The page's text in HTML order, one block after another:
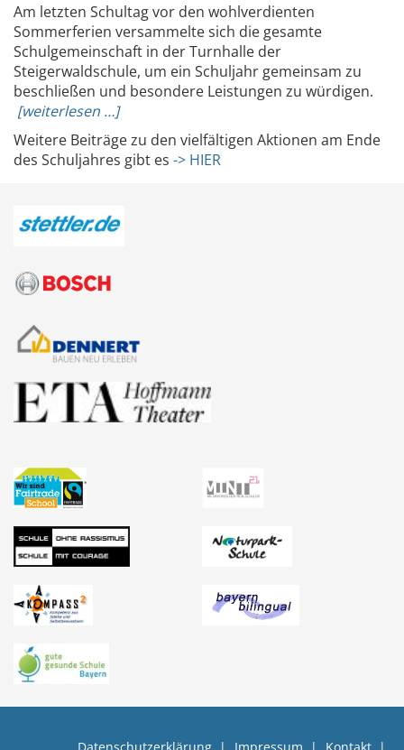
Am letzten Schultag vor den wohlverdienten
Sommerferien versammelte sich die gesamte
Schulgemeinschaft in der Turnhalle der
Steigerwaldschule, um ein Schuljahr gemeinsam zu
beschließen und besondere Leistungen zu würdigen.
[weiterlesen …]
Weitere Beiträge zu den vielfältigen Aktionen am Ende
des Schuljahres gibt es -> HIER